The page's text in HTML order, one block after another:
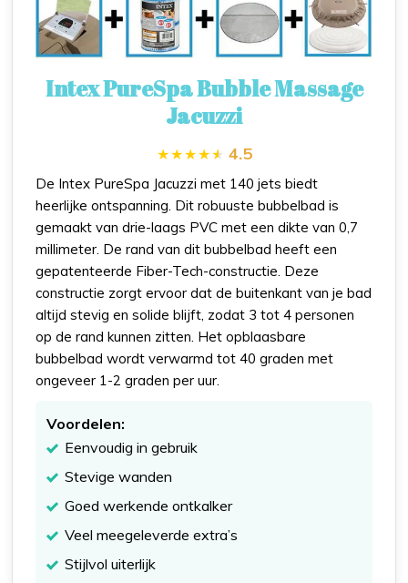
Intex PureSpa Bubble Massage
Jacuzzi
4.5
De Intex PureSpa Jacuzzi met 140 jets biedt
heerlijke ontspanning. Dit robuuste bubbelbad is
gemaakt van drie-laags PVC met een dikte van 0,7
millimeter. De rand van dit bubbelbad heeft een
gepatenteerde Fiber-Tech-constructie. Deze
constructie zorgt ervoor dat de buitenkant van je bad
altijd stevig en solide blijft, zodat 3 tot 4 personen
op de rand kunnen zitten. Het opblaasbare
bubbelbad wordt verwarmd tot 40 graden met
ongeveer 1-2 graden per uur.
Voordelen:
Eenvoudig in gebruik
Stevige wanden
Goed werkende ontkalker
Veel meegeleverde extra’s
Stijlvol uiterlijk